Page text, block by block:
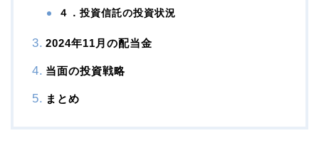
４．投資信託の投資状況
2024年11月の配当金
当面の投資戦略
まとめ